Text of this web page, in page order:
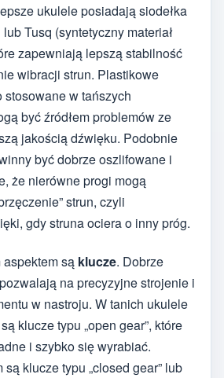
ukulele posiadają siodełka
Tusq (syntetyczny materiał
zapewniają lepszą stabilność
wibracji strun. Plastikowe
stosowane w tańszych
być źródłem problemów ze
jakością dźwięku. Podobnie
być dobrze oszlifowane i
że nierówne progi mogą
strun, czyli
gdy struna ociera o inny próg.
są klucze. Dobrze
na precyzyjne strojenie i
w nastroju. W tanich ukulele
klucze typu „open gear”, które
i szybko się wyrabiać.
klucze typu „closed gear” lub